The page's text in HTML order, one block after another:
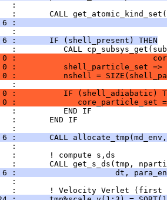
:
:       CALL
:
:
:       IF (shell_present) THEN
:          CALL
:
:          shell_particle_set =>
:          nshell =
:
:          IF (shell_adiabatic)
:             core_particle_set
:          END IF
:       END IF
:
:       CALL
:
:       ! compute s,ds
:       CALL get_s_ds(tmp,
:                     dt,
:
:       ! Velocity Verlet (first